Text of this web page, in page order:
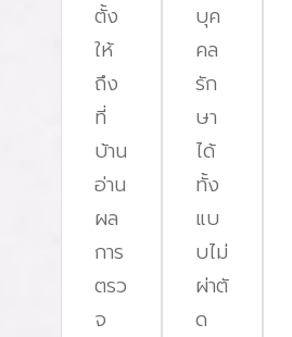
ตั้ง
ให้
ถึง
ที่
บ้าน
อ่าน
ผล
การ
ตรว
จ
บุค
คล
รัก
ษา
ได้
ทั้ง
แบ
บไม่
ผ่าตั
ด